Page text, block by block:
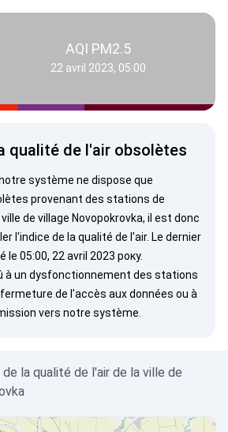
AQI PM2.5
22 avril 2023, 05:00
qualité de l'air obsolètes
système ne dispose que
provenant des stations de
de village Novopokrovka, il est donc
l'indice de la qualité de l'air. Le dernier
05:00, 22 avril 2023 року.
à un dysfonctionnement des stations
de l'accès aux données ou à
vers notre système.
la qualité de l'air de la ville de